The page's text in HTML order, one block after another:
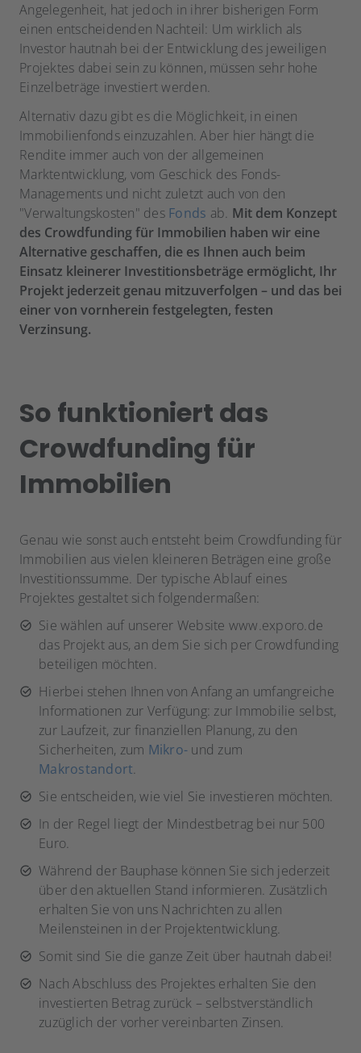
Angelegenheit, hat jedoch in ihrer bisherigen Form
einen entscheidenden Nachteil: Um wirklich als
Investor hautnah bei der Entwicklung des jeweiligen
Projektes dabei sein zu können, müssen sehr hohe
Einzelbeträge investiert werden.
Alternativ dazu gibt es die Möglichkeit, in einen
Immobilienfonds einzuzahlen. Aber hier hängt die
Rendite immer auch von der allgemeinen
Marktentwicklung, vom Geschick des Fonds-
Managements und nicht zuletzt auch von den
"Verwaltungskosten" des Fonds ab. Mit dem Konzept
des Crowdfunding für Immobilien haben wir eine
Alternative geschaffen, die es Ihnen auch beim
Einsatz kleinerer Investitionsbeträge ermöglicht, Ihr
Projekt jederzeit genau mitzuverfolgen – und das bei
einer von vornherein festgelegten, festen
Verzinsung.
So funktioniert das
Crowdfunding für
Immobilien
Genau wie sonst auch entsteht beim Crowdfunding für
Immobilien aus vielen kleineren Beträgen eine große
Investitionssumme. Der typische Ablauf eines
Projektes gestaltet sich folgendermaßen:
Sie wählen auf unserer Website www.exporo.de
das Projekt aus, an dem Sie sich per Crowdfunding
beteiligen möchten.
Hierbei stehen Ihnen von Anfang an umfangreiche
Informationen zur Verfügung: zur Immobilie selbst,
zur Laufzeit, zur finanziellen Planung, zu den
Sicherheiten, zum Mikro- und zum
Makrostandort.
Sie entscheiden, wie viel Sie investieren möchten.
In der Regel liegt der Mindestbetrag bei nur 500
Euro.
Während der Bauphase können Sie sich jederzeit
über den aktuellen Stand informieren. Zusätzlich
erhalten Sie von uns Nachrichten zu allen
Meilensteinen in der Projektentwicklung.
Somit sind Sie die ganze Zeit über hautnah dabei!
Nach Abschluss des Projektes erhalten Sie den
investierten Betrag zurück – selbstverständlich
zuzüglich der vorher vereinbarten Zinsen.